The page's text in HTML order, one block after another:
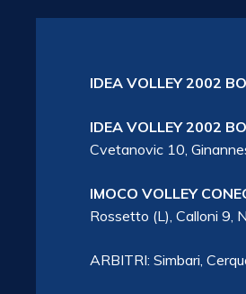
IDEA VOLLEY 2002
IDEA VOLLEY 2002
Cvetanovic 10,
IMOCO VOLLEY
Rossetto (L), Calloni 9,
ARBITRI: Simbari,